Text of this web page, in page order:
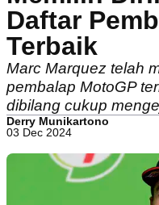
Daftar
Terbaik
Marc Marquez telah
pembalap MotoGP
dibilang cukup
Derry Munikartono
03 Dec 2024